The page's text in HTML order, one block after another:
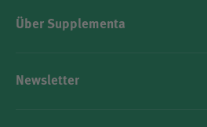
Über Supplementa
Newsletter